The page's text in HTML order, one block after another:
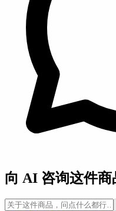
向 AI 咨询这件商